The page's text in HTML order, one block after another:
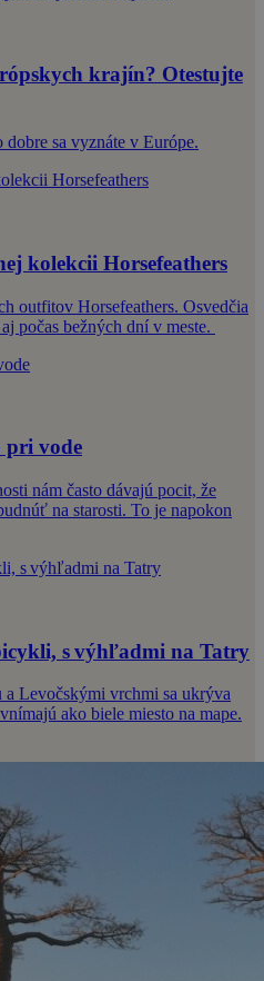
krajín? Otestujte
sa vyznáte v Európe.
kolekcii Horsefeathers
outfitov Horsefeathers. Osvedčia
počas bežných dní v meste.
pri vode
nám často dávajú pocit, že
na starosti. To je napokon
s výhľadmi na Tatry
Levočskými vrchmi sa ukrýva
ako biele miesto na mape.